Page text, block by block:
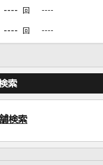
DAMに会員登録・ログインして
---- 回 ----
---- 回 ----
索
検索